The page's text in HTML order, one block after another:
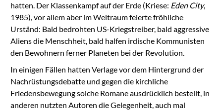
hatten. Der Klassenkampf auf der Erde (Kriese: Eden City,
1985), vor allem aber im Weltraum feierte fröhliche
Urständ: Bald bedrohten US-Kriegstreiber, bald aggressive
Aliens die Menschheit, bald halfen irdische Kommunisten
den Bewohnern ferner Planeten bei der Revolution.
In einigen Fällen hatten Verlage vor dem Hintergrund der
Nachrüstungsdebatte und gegen die kirchliche
Friedensbewegung solche Romane ausdrücklich bestellt, in
anderen nutzten Autoren die Gelegenheit, auch mal